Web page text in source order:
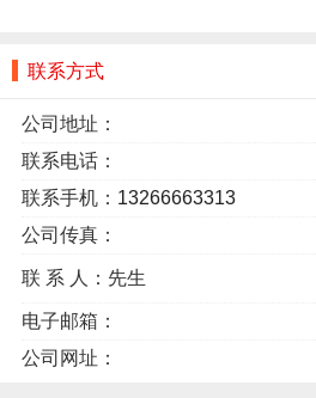
联系方式
公司地址：
联系电话：
联系手机： 13266663313
公司传真：
联 系 人：先生
电子邮箱：
公司网址：